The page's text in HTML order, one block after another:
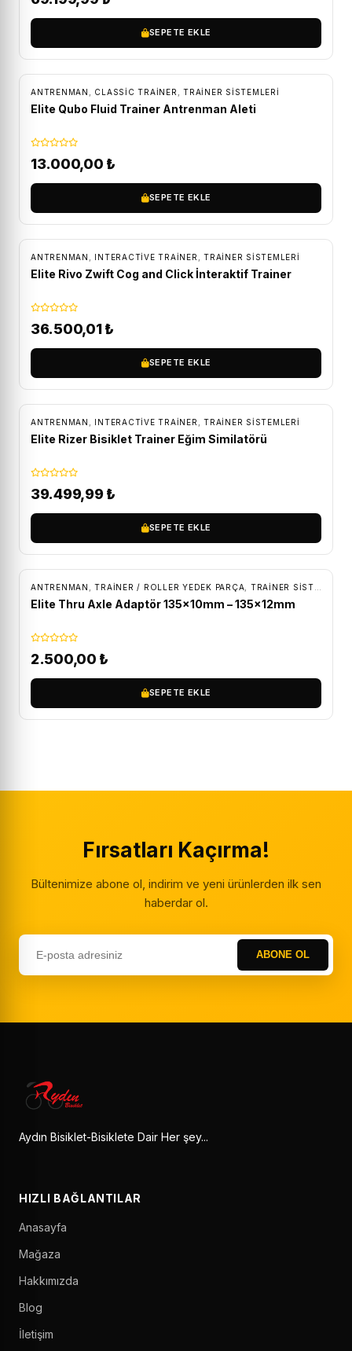
SEPETE EKLE
ANTRENMAN CLASSIC TRAINER TRAINER SISTEMLERI
Elite Qubo Fluid Trainer Antrenman Aleti
13.000,00 ₺
SEPETE EKLE
ANTRENMAN INTERACTIVE TRAINER TRAINER SISTEMLERI
Elite Rivo Zwift Cog and Click İnteraktif Trainer
36.500,01₺
SEPETE EKLE
ANTRENMAN INTERACTIVE TRAINER TRAINER SISTEMLERI
Elite Rizer Bisiklet Trainer Eğim Similatörü
39.499,99₺
SEPETE EKLE
ANTRENMAN ,TRAINER / ROLLER YEDEK PARÇA TRAINER SISTEMLERI
Elite Thru Axle Adaptör 135x10mm – 135x12mm
2.500,00 ₺
SEPETE EKLE
Fırsatları Kaçırma!
Bültenimize abone ol, indirim ve yeni ürünlerden ilk sen
haberdar ol.
ABONE OL
Aydın Bisiklet-Bisiklete Dair Her şey...
HIZLI BAĞLANTILAR
Anasayfa
Mağaza
Hakkımızda
Blog
İletişim